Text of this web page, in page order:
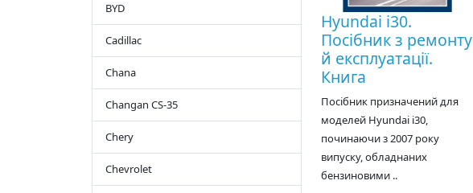
BYD
Cadillac
Chana
Changan CS-35
Chery
Chevrolet
Hyundai i30.
Посібник з ремонту
й експлуатації.
Книга
Посібник призначений для
моделей Hyundai i30,
починаючи з 2007 року
випуску, обладнаних
бензиновими ..